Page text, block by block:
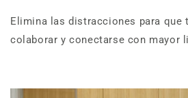
Elimina las distracciones para que
colaborar y conectarse con mayor